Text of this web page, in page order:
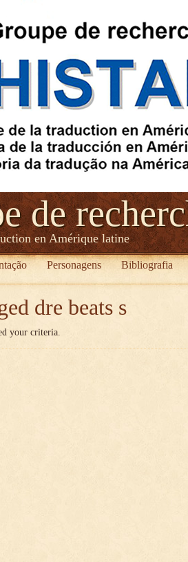
de
en Amérique latine
Personagens Bibliografia
dre beats s
your criteria.